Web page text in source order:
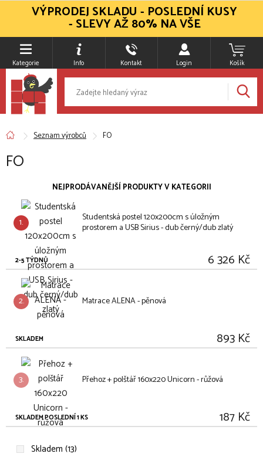
Kategorie Info Kontakt Login Košík
Seznam výrobců FO
FO
NEJPRODÁVANĚJŠÍ PRODUKTY V KATEGORII
1. Studentská postel 120x200cm s úložným
prostorem a USB Sirius - dub černý/dub zlatý
2-5 TÝDNŮ 6 326 Kč
2. Matrace ALENA - pěnová
SKLADEM 893 Kč
3. Přehoz + polštář 160x220 Unicorn - růžová
SKLADEM POSLEDNÍ 1 KS 187 Kč
Skladem (13)
VÝPRODEJ SKLADU - POSLEDNÍ KUSY
- SLEVY AŽ 80% NA VŠE